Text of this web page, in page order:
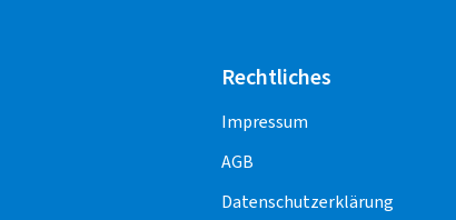
Rechtliches
Impressum
AGB
Datenschutzerklärung